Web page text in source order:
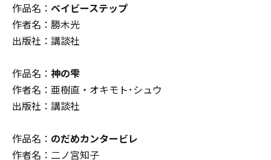
作品名： ベイビーステップ
作者名：勝木光
出版社：講談社
作品名： 神の雫
作者名：亜樹直・オキモト･シュウ
出版社：講談社
作品名： のだめカンタービレ
作者名：二ノ宮知子